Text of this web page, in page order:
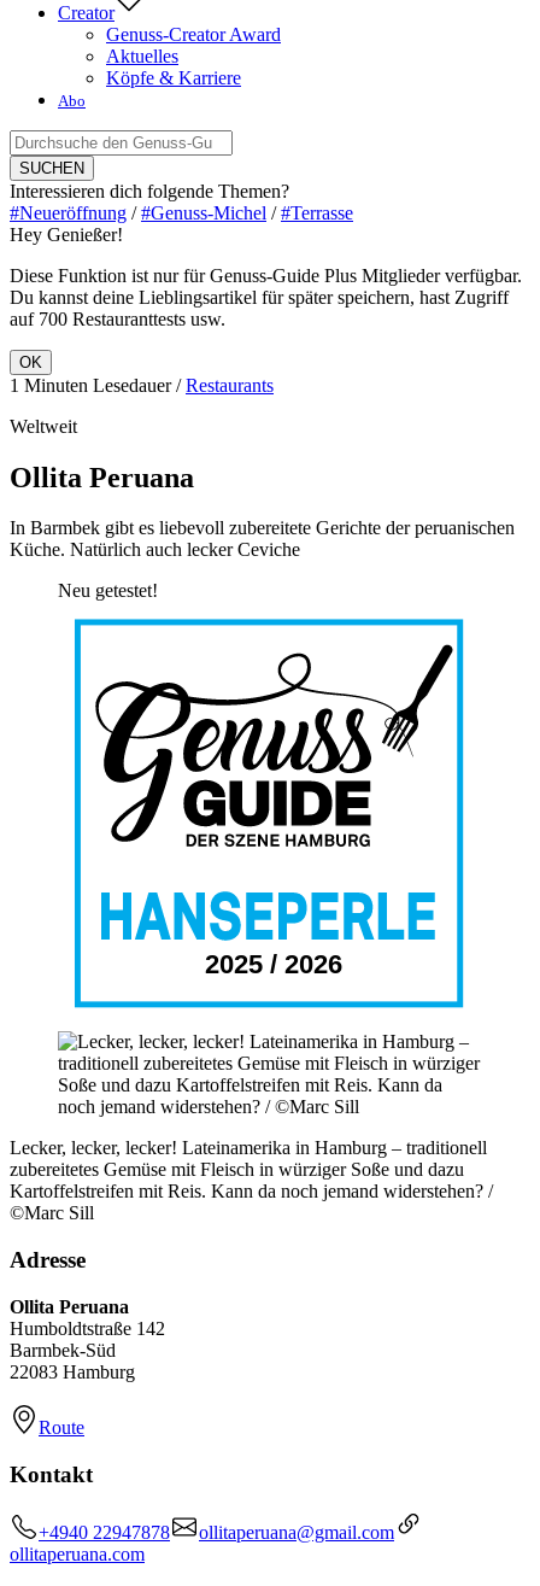
Creator
Genuss-Creator Award
Aktuelles
Köpfe & Karriere
Abo
Suche
nach:
SUCHEN
Interessieren dich folgende Themen?
#Neueröffnung /#Genuss-Michel /#Terrasse
Hey Genießer!
Diese Funktion ist nur für Genuss-Guide Plus Mitglieder verfügbar.
Du kannst deine Lieblingsartikel für später speichern, hast Zugriff
auf 700 Restauranttests usw.
OK
1 Minuten Lesedauer /Restaurants
Weltweit
Ollita Peruana
In Barmbek gibt es liebevoll zubereitete Gerichte der peruanischen
Küche. Natürlich auch lecker Ceviche
Neu getestet!
2025 / 2026
Lecker, lecker, lecker! Lateinamerika in Hamburg – traditionell
zubereitetes Gemüse mit Fleisch in würziger Soße und dazu
Kartoffelstreifen mit Reis. Kann da noch jemand widerstehen? /
©Marc Sill
Adresse
Ollita Peruana
Humboldtstraße 142
Barmbek-Süd
22083 Hamburg
Route
Kontakt
+4940 22947878
ollitaperuana@gmail.com
ollitaperuana.com